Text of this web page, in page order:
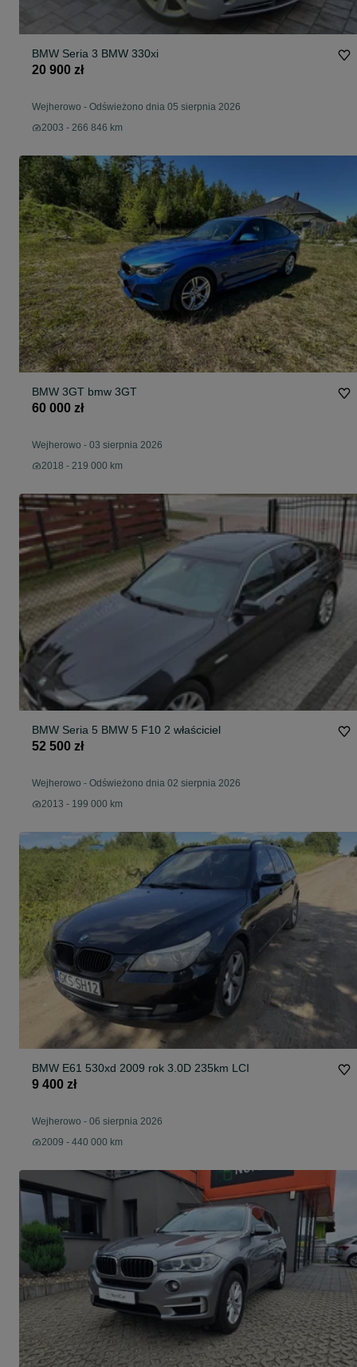
BMW Seria 3 BMW 330xi
20 900 zł
Wejherowo - Odświeżono dnia 05 sierpnia 2026
2003 - 266 846 km
BMW 3GT bmw 3GT
60 000 zł
Wejherowo - 03 sierpnia 2026
2018 - 219 000 km
BMW Seria 5 BMW 5 F10 2 właściciel
52 500 zł
Wejherowo - Odświeżono dnia 02 sierpnia 2026
2013 - 199 000 km
BMW E61 530xd 2009 rok 3.0D 235km LCI
9 400 zł
Wejherowo - 06 sierpnia 2026
2009 - 440 000 km